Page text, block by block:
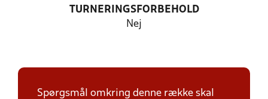
TURNERINGSFORBEHOLD
Nej
Spørgsmål omkring denne række skal